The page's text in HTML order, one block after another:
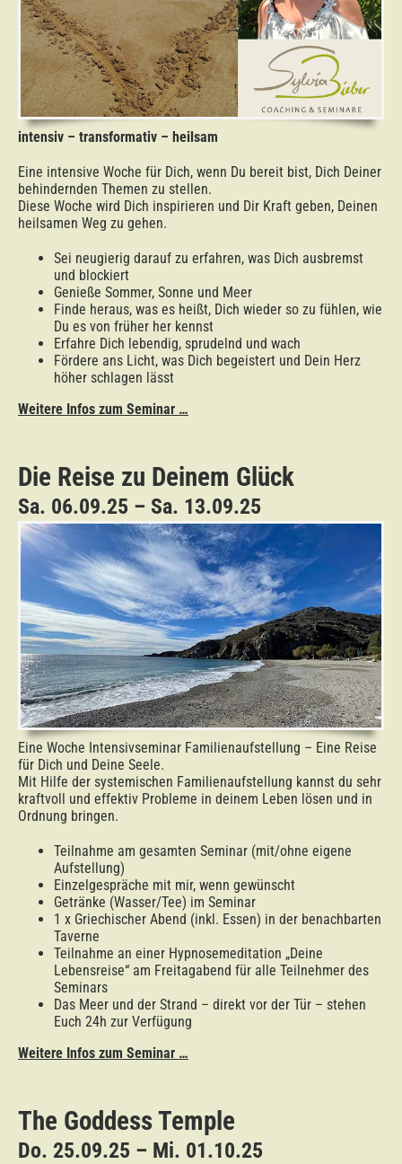
intensiv – transformativ – heilsam
Eine intensive Woche für Dich, wenn Du bereit bist, Dich Deiner
behindernden Themen zu stellen.
Diese Woche wird Dich inspirieren und Dir Kraft geben, Deinen
heilsamen Weg zu gehen.
Sei neugierig darauf zu erfahren, was Dich ausbremst
und blockiert
Genieße Sommer, Sonne und Meer
Finde heraus, was es heißt, Dich wieder so zu fühlen, wie
Du es von früher her kennst
Erfahre Dich lebendig, sprudelnd und wach
Fördere ans Licht, was Dich begeistert und Dein Herz
höher schlagen lässt
Weitere Infos zum Seminar …
Die Reise zu Deinem Glück
Sa. 06.09.25 – Sa. 13.09.25
Eine Woche Intensivseminar Familienaufstellung – Eine Reise
für Dich und Deine Seele.
Mit Hilfe der systemischen Familienaufstellung kannst du sehr
kraftvoll und effektiv Probleme in deinem Leben lösen und in
Ordnung bringen.
Teilnahme am gesamten Seminar (mit/ohne eigene
Aufstellung)
Einzelgespräche mit mir, wenn gewünscht
Getränke (Wasser/Tee) im Seminar
1 x Griechischer Abend (inkl. Essen) in der benachbarten
Taverne
Teilnahme an einer Hypnosemeditation „Deine
Lebensreise“ am Freitagabend für alle Teilnehmer des
Seminars
Das Meer und der Strand – direkt vor der Tür – stehen
Euch 24h zur Verfügung
Weitere Infos zum Seminar …
The Goddess Temple
Do. 25.09.25 – Mi. 01.10.25